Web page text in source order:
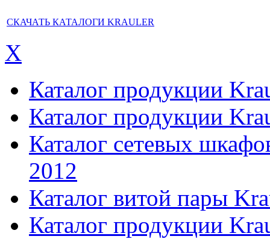
СКАЧАТЬ КАТАЛОГИ KRAULER
X
Каталог продукции
Каталог продукции
Каталог сетевых
2012
Каталог витой пары
Каталог продукции